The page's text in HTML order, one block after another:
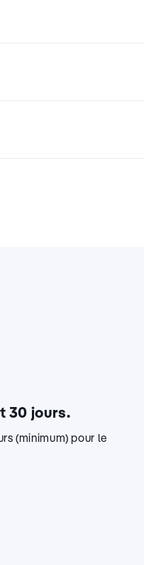
30 jours.
(minimum) pour le